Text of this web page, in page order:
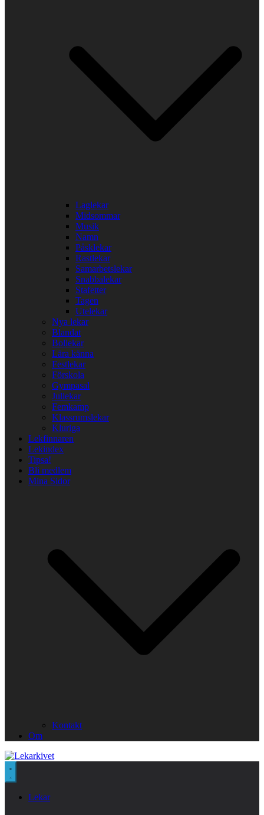
Laglekar
Midsommar
Musik
Namn
Påsklekar
Rastlekar
Samarbetslekar
Snabbalekar
Stafetter
Tagen
Utelekar
Nya lekar
Blandat
Bollekar
Lära känna
Festlekar
Förskola
Gympasal
Jullekar
Femkamp
Klassrumslekar
Kluriga
Lekfinnaren
Lekindex
Tipsa!
Bli medlem
Mina Sidor
Kontakt
Om
Lekar